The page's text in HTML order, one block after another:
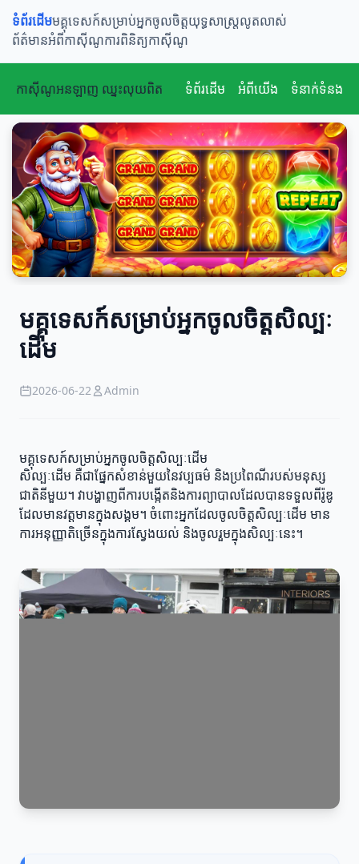
ទំព័រដើមមគ្គុទេសក៍សម្រាប់អ្នកចូលចិត្តយុទ្ធសាស្ត្រលូតលាស់
ព័ត៌មានអំពីកាស៊ីណូការពិនិត្យកាស៊ីណូ
កាស៊ីណូអនឡាញ ឈ្នះលុយពិត ទំព័រដើម អំពីយើង ទំនាក់ទំនង
មគ្គុទេសក៍សម្រាប់អ្នកចូលចិត្តសិល្បៈ
ដើម
2026-06-22 Admin
មគ្គុទេសក៍សម្រាប់អ្នកចូលចិត្តសិល្បៈដើម
សិល្បៈដើម គឺជាផ្នែកសំខាន់មួយនៃវប្បធម៌ និងប្រពៃណីរបស់មនុស្ស
ជាតិនីមួយ។ វាបង្ហាញពីការបង្កើតនិងការព្យាបាលដែលបានទទួលពីរ៉ូឌូ
ដែលមានវត្តមានក្នុងសង្គម។ ចំពោះអ្នកដែលចូលចិត្តសិល្បៈដើម មាន
ការអនុញ្ញាតិច្រើនក្នុងការស្វែងយល់ និងចូលរួមក្នុងសិល្បៈនេះ។